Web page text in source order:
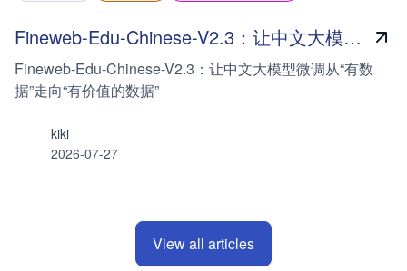
Fineweb-Edu-Chinese-V2.3：让中文大模型微调从“有数据”走向“有价值的数据”
Fineweb-Edu-Chinese-V2.3：让中文大模型微调从“有数
据”走向“有价值的数据”
kiki
2026-07-27
View all articles